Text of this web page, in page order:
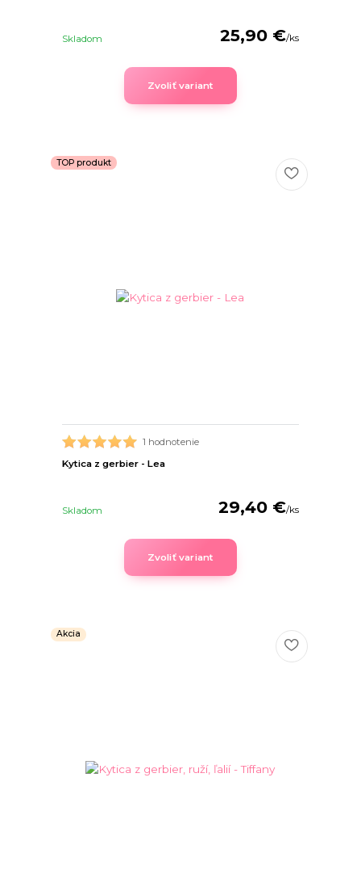
25,90 €/ks
Skladom
Zvoliť variant
TOP produkt
1 hodnotenie
Kytica z gerbier - Lea
29,40 €/ks
Skladom
Zvoliť variant
Akcia